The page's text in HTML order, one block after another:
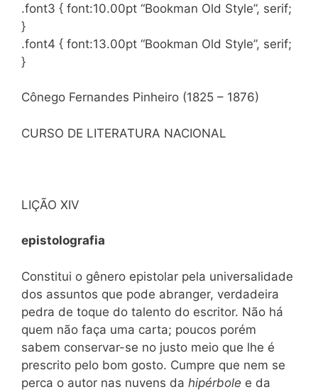
.font3 { font:10.00pt “Bookman Old Style”, serif;
}
.font4 { font:13.00pt “Bookman Old Style”, serif;
}
Cônego Fernandes Pinheiro (1825 – 1876)
CURSO DE LITERATURA NACIONAL
LIÇÃO XIV
epistolografia
Constitui o gênero epistolar pela universalidade
dos assuntos que pode abranger, verdadeira
pedra de toque do talento do escritor. Não há
quem não faça uma carta; poucos porém
sabem conservar-se no justo meio que lhe é
prescrito pelo bom gosto. Cumpre que nem se
perca o autor nas nuvens da hipérbole e da